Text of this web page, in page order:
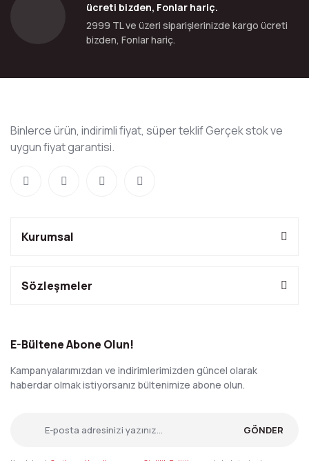
ücreti bizden, Fonlar hariç.
2999 TL ve üzeri siparişlerinizde kargo ücreti
bizden, Fonlar hariç.
Binlerce ürün, indirimli fiyat, süper teklif Gerçek stok ve
uygun fiyat garantisi.
Kurumsal
Sözleşmeler
E-Bültene Abone Olun!
Kampanyalarımızdan ve indirimlerimizden güncel olarak
haberdar olmak istiyorsanız bültenimize abone olun.
GÖNDER